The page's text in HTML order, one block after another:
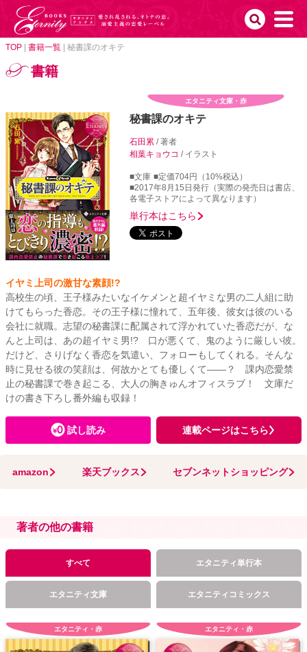
TOP 書籍一覧 秘書課のオキテ
書籍
エタニティ文庫・赤
秘書課のオキテ
石田累/ 著者
相葉キョウコ / イラスト
■文庫 ■定価704円（10%税込）
■2017年8月15日発行（実際の発売日は書店、
各電子ストアによって異なります）
単行本はこちら
イヤミ上司の激甘な素顔!?
高校生の頃、王子様みたいなイケメンと超イヤミな男の二人組に助
けてもらった香恋。その王子様に憧れて、五年後、彼女は彼のいる
会社に就職。志望の秘書課に配属されて浮かれていた香恋だが、な
んと上司は、あの超イヤミ男!? 口が悪くて、鬼のように厳しい彼。
だけど、さりげなく香恋を気遣い、フォローもしてくれる。そんな
時に見せる彼の笑顔は、何故かとても優しくて――？ 課内恋愛禁
止の秘書課で巻き起こる、大人の胸きゅんオフィスラブ！ 文庫だ
けの書き下ろし番外編も収録！
試し読み 連載ページはこちら
amazon 楽天ブックス セブンネットショッピング
著者の他の書籍
すべて エタニティ単行本
エタニティ文庫 エタニティコミックス
エタニティ・赤 エタニティ・赤